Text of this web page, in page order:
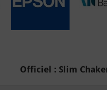
Officiel : Slim